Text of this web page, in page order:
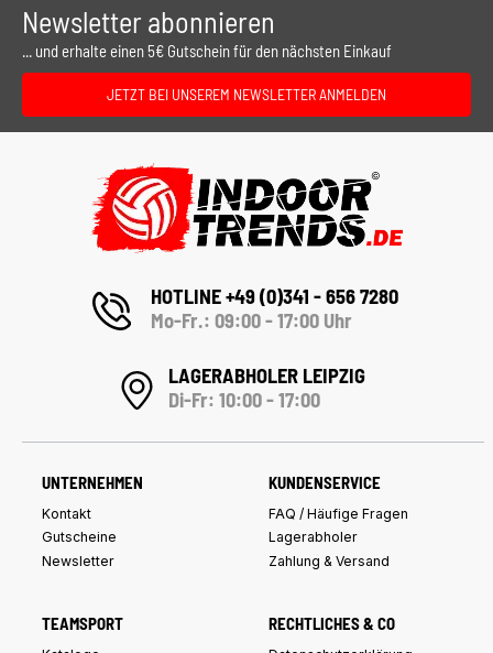
Newsletter abonnieren
... und erhalte einen 5€ Gutschein für den nächsten Einkauf
JETZT BEI UNSEREM NEWSLETTER ANMELDEN
HOTLINE +49 (0)341 - 656 7280
Mo-Fr.: 09:00 - 17:00 Uhr
LAGERABHOLER LEIPZIG
Di-Fr: 10:00 - 17:00
UNTERNEHMEN
Kontakt
Gutscheine
Newsletter
KUNDENSERVICE
FAQ / Häufige Fragen
Lagerabholer
Zahlung & Versand
TEAMSPORT RECHTLICHES & CO